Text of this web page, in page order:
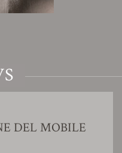
DEL MOBILE